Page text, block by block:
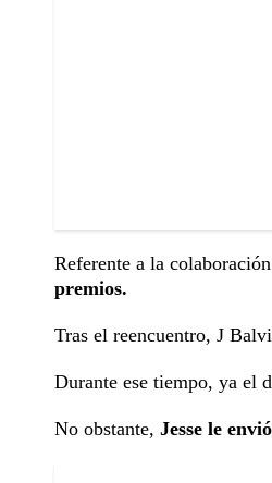
Referente a la
premios.
Tras el reencuentro, J
Durante ese tiempo, ya el
No obstante, Jesse le